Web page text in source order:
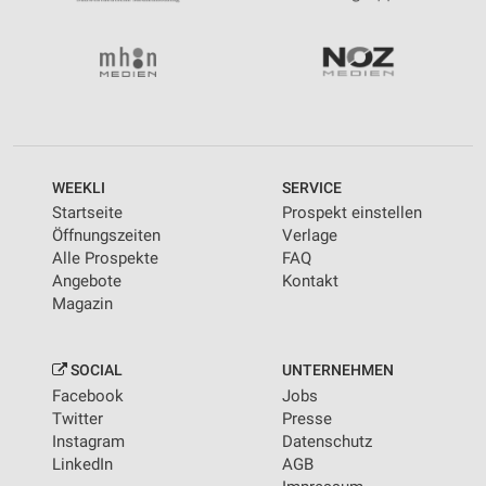
WEEKLI
Startseite
Öffnungszeiten
Alle Prospekte
Angebote
Magazin
SERVICE
Prospekt einstellen
Verlage
FAQ
Kontakt
SOCIAL
Facebook
Twitter
Instagram
LinkedIn
UNTERNEHMEN
Jobs
Presse
Datenschutz
AGB
Messung der Performance von Inhalten
Analyse von Zielgruppen durch Statistiken oder
Kombinationen von Daten aus verschiedenen
Inhalten
IAB-Besonderheiten:
Verwendung genauer Standortdaten
Geräte anhand von aktiv angeforderten
Nicht-IAB-Verarbeitungszwecke:
Notwendig
Performance